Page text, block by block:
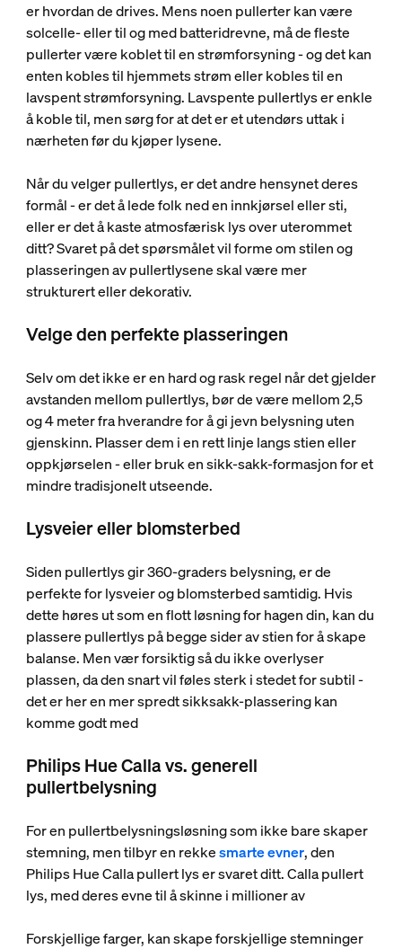
er hvordan de drives. Mens noen pullerter kan være
solcelle- eller til og med batteridrevne, må de fleste
pullerter være koblet til en strømforsyning - og det kan
enten kobles til hjemmets strøm eller kobles til en
lavspent strømforsyning. Lavspente pullertlys er enkle
å koble til, men sørg for at det er et utendørs uttak i
nærheten før du kjøper lysene.
Når du velger pullertlys, er det andre hensynet deres
formål - er det å lede folk ned en innkjørsel eller sti,
eller er det å kaste atmosfærisk lys over uterommet
ditt? Svaret på det spørsmålet vil forme om stilen og
plasseringen av pullertlysene skal være mer
strukturert eller dekorativ.
Velge den perfekte plasseringen
Selv om det ikke er en hard og rask regel når det gjelder
avstanden mellom pullertlys, bør de være mellom 2,5
og 4 meter fra hverandre for å gi jevn belysning uten
gjenskinn. Plasser dem i en rett linje langs stien eller
oppkjørselen - eller bruk en sikk-sakk-formasjon for et
mindre tradisjonelt utseende.
Lysveier eller blomsterbed
Siden pullertlys gir 360-graders belysning, er de
perfekte for lysveier og blomsterbed samtidig. Hvis
dette høres ut som en flott løsning for hagen din, kan du
plassere pullertlys på begge sider av stien for å skape
balanse. Men vær forsiktig så du ikke overlyser
plassen, da den snart vil føles sterk i stedet for subtil -
det er her en mer spredt sikksakk-plassering kan
komme godt med
Philips Hue Calla vs. generell
pullertbelysning
For en pullertbelysningsløsning som ikke bare skaper
stemning, men tilbyr en rekkesmarte evner, den
Philips Hue Calla pullert lys er svaret ditt. Calla pullert
lys, med deres evne til å skinne i millioner av
Forskjellige farger, kan skape forskjellige stemninger